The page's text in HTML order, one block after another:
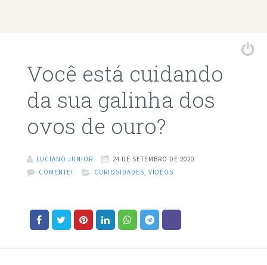
Você está cuidando
da sua galinha dos
ovos de ouro?
LUCIANO JUNIOR
24 DE SETEMBRO DE 2020
COMENTE!
CURIOSIDADES VÍDEOS